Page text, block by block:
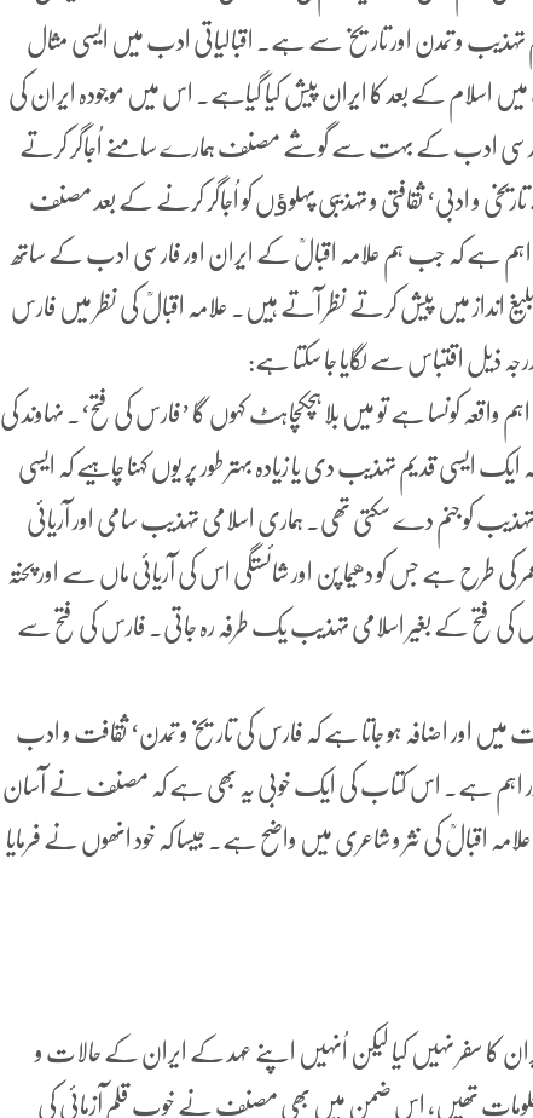
و تمدن اور تاریخ سے ہے۔ اقبالیاتی ادب میں ایسی مثال
اسلام کے بعد کا ایران پیش کیا گیاہے۔ اس میں موجودہ ایران کی
فارسی ادب کے بہت سے گوشے مصنف ہمارے سامنے اُجاگر کرتے
و ادبی‘ ثقافتی و تہذیبی پہلوﺅں کو اُجاگر کرنے کے بعد مصنف
اہم ہے کہ جب ہم علامہ اقبالؒ کے ایران اور فارسی ادب کے ساتھ
انداز میں پیش کرتے نظر آتے ہیں۔ علامہ اقبالؒ کی نظر میں فارس
ذیل اقتباس سے لگایا جا سکتا ہے:
کونسا ہے تو میں بلا ہچکچاہٹ کہوں گا ’فارس کی فتح‘۔ نہاوند کی
قدیم تہذیب دی یا زیادہ بہتر طور پر یوں کہنا چاہیے کہ ایسی
کو جنم دے سکتی تھی۔ ہماری اسلامی تہذیب سامی اور آریائی
کی طرح ہے جس کو دھیما پن اور شائستگی اس کی آریائی ماں سے اور پختہ
فتح کے بغیر اسلامی تہذیب یک طرفہ رہ جاتی۔ فارس کی فتح سے
اور اضافہ ہو جاتا ہے کہ فارس کی تاریخ و تمدن‘ ثقافت و ادب
اہم ہے۔ اس کتاب کی ایک خوبی یہ بھی ہے کہ مصنف نے آسان
اقبالؒ کی نثر و شاعری میں واضح ہے۔ جیسا کہ خود انھوں نے فرمایا
کا سفر نہیں کیا لیکن اُنہیں اپنے عہد کے ایران کے حالات و
تھیں، اس ضمن میں بھی مصنف نے خوب قلم آزمائی کی